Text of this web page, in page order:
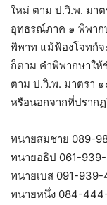
ใหม่ ตาม ป.วิ.พ. มา
อุทธรณ์ภาค ๑ พิพาก
พิพาท แม้ฟ้องโจทก์จ
ก็ตาม คำพิพากษาให้
ตาม ป.วิ.พ. มาตรา
หรือนอกจากที่ปราก
ทนายสมชาย 089-
ทนายอธิป 061-
ทนายเบส 091-
ทนายหนึ่ง 084-